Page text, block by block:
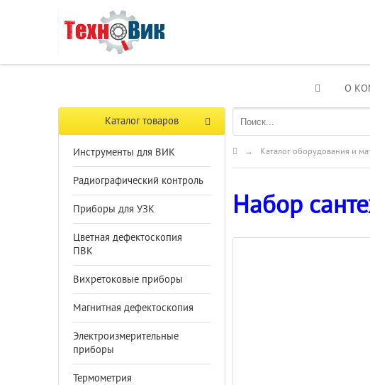
О
Каталог товаров
Инструменты для ВИК
Радиографический контроль
Приборы для УЗК
Цветная дефектоскопия
ПВК
Вихретоковые приборы
Магнитная дефектоскопия
Электроизмерительные
приборы
Термометрия
→ Каталог оборудования и
Набор